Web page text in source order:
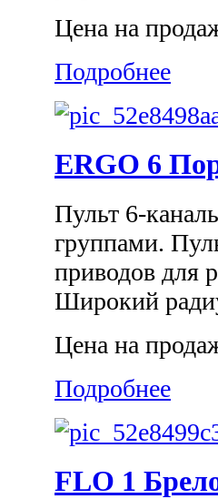
Цена на
Подробнее
ERGO 6
Пульт 6-
группами.
приводов для
Широкий
Цена на
Подробнее
FLO 1